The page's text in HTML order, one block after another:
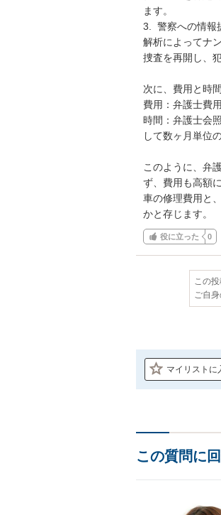
ます。
3.  警察への情報
解析によってナ
捜査を再開し、
次に、費用と時
費用：弁護士費
時間：弁護士会
して数ヶ月単位
このように、弁
ず、費用も高額
車の修理費用と
かと存じます。
役に立った 0
この
ご自
マイリストに
この質問に